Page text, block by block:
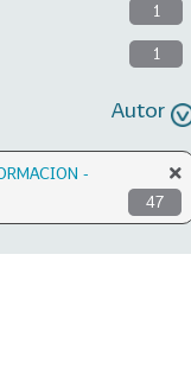
1
1
Autor
-
47